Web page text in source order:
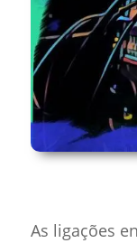
As ligações